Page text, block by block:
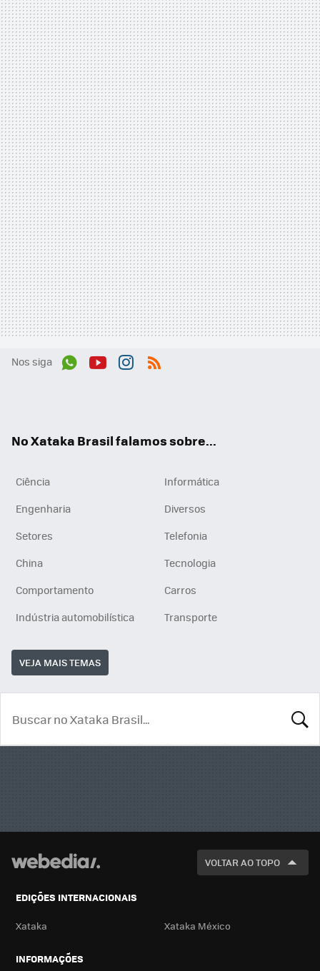
Nos siga
No Xataka Brasil falamos sobre...
Ciência
Informática
Engenharia
Diversos
Setores
Telefonia
China
Tecnologia
Comportamento
Carros
Indústria automobilística
Transporte
VEJA MAIS TEMAS
VOLTAR AO TOPO
EDIÇÕES INTERNACIONAIS
Xataka Xataka México
INFORMAÇÕES